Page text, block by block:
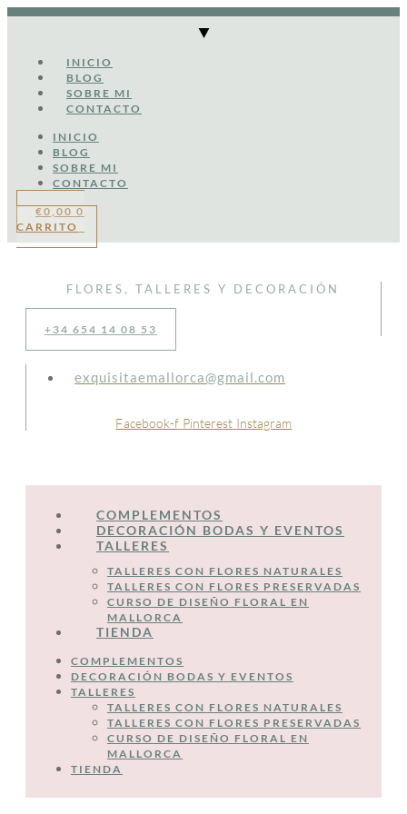
Ir
INICIO
BLOG
SOBRE MI
CONTACTO
INICIO
BLOG
SOBRE MI
CONTACTO
€0,00 0
CARRITO
FLORES, TALLERES Y DECORACIÓN
+34 654 14 08 53
exquisitaemallorca@gmail.com
Facebook-f Pinterest Instagram
COMPLEMENTOS
DECORACIÓN BODAS Y EVENTOS
TALLERES
TALLERES CON FLORES NATURALES
TALLERES CON FLORES PRESERVADAS
CURSO DE DISEÑO FLORAL EN
MALLORCA
TIENDA
COMPLEMENTOS
DECORACIÓN BODAS Y EVENTOS
TALLERES
TALLERES CON FLORES NATURALES
TALLERES CON FLORES PRESERVADAS
CURSO DE DISEÑO FLORAL EN
MALLORCA
TIENDA